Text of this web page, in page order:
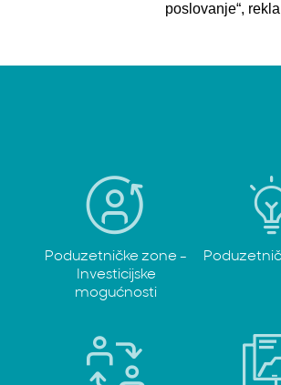
poslovanje“,
Poduzetničke zone -
Investicijske
mogućnosti